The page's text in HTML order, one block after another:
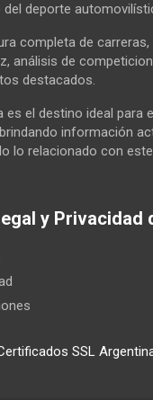
deporte
completa de carreras,
análisis de
destacados.
el destino ideal para
información
lo relacionado con
y Privacidad
SSL